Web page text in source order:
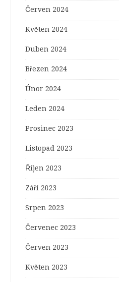
Červen 2024
Květen 2024
Duben 2024
Březen 2024
Únor 2024
Leden 2024
Prosinec 2023
Listopad 2023
Říjen 2023
Září 2023
Srpen 2023
Červenec 2023
Červen 2023
Květen 2023